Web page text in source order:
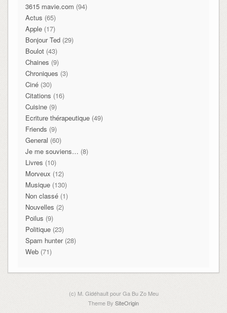
3615 mavie.com (94)
Actus (65)
Apple(17)
Bonjour Ted(29)
Boulot(43)
Chaines (9)
Chroniques (3)
Ciné(30)
Citations (16)
Cuisine(9)
Ecriture thérapeutique(49)
Friends (9)
General (60)
Je me souviens… (8)
Livres (10)
Morveux (12)
Musique(130)
Non classé(1)
Nouvelles (2)
Poilus (9)
Politique(23)
Spam hunter(28)
Web(71)
(c) M. Gidéhault pour Ga Bu Zo Meu
Theme By SiteOrigin